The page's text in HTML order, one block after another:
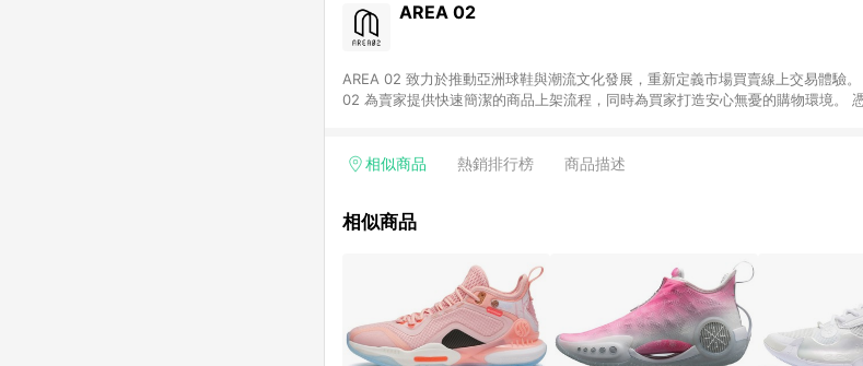
AREA 02
AREA 02 致力於推動亞洲球鞋與潮流文化發展，重新定義市場買賣線上交易體驗
02 為賣家提供快速簡潔的商品上架流程，同時為買家打造安心無憂的購物環境。
相似商品 熱銷排行榜 商品描述
相似商品